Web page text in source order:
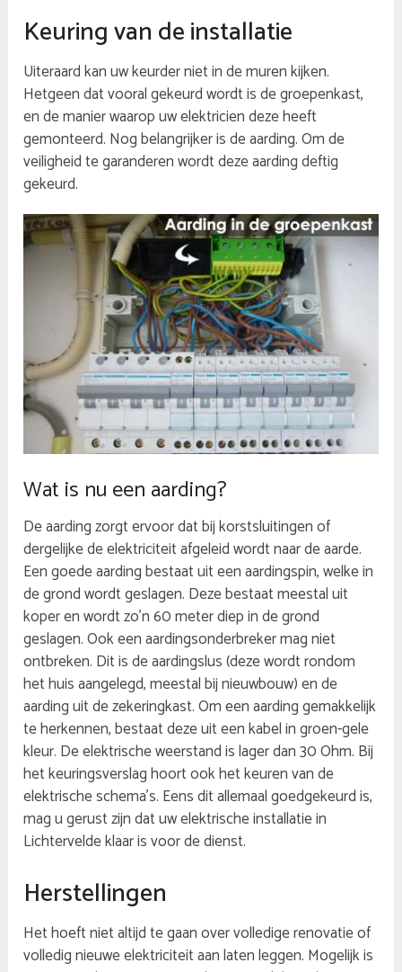
Keuring van de installatie
Uiteraard kan uw keurder niet in de muren kijken.
Hetgeen dat vooral gekeurd wordt is de groepenkast,
en de manier waarop uw elektricien deze heeft
gemonteerd. Nog belangrijker is de aarding. Om de
veiligheid te garanderen wordt deze aarding deftig
gekeurd.
Wat is nu een aarding?
De aarding zorgt ervoor dat bij korstsluitingen of
dergelijke de elektriciteit afgeleid wordt naar de aarde.
Een goede aarding bestaat uit een aardingspin, welke in
de grond wordt geslagen. Deze bestaat meestal uit
koper en wordt zo’n 60 meter diep in de grond
geslagen. Ook een aardingsonderbreker mag niet
ontbreken. Dit is de aardingslus (deze wordt rondom
het huis aangelegd, meestal bij nieuwbouw) en de
aarding uit de zekeringkast. Om een aarding gemakkelijk
te herkennen, bestaat deze uit een kabel in groen-gele
kleur. De elektrische weerstand is lager dan 30 Ohm. Bij
het keuringsverslag hoort ook het keuren van de
elektrische schema’s. Eens dit allemaal goedgekeurd is,
mag u gerust zijn dat uw elektrische installatie in
Lichtervelde klaar is voor de dienst.
Herstellingen
Het hoeft niet altijd te gaan over volledige renovatie of
volledig nieuwe elektriciteit aan laten leggen. Mogelijk is